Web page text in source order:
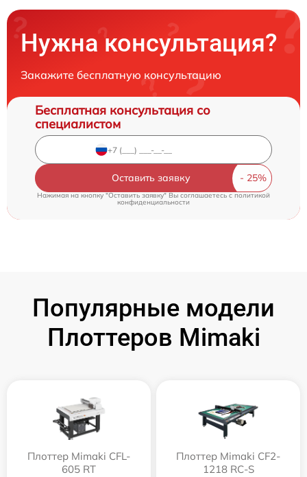
Нужна консультация?
Закажите бесплатную консультацию
Бесплатная консультация со
специалистом
Оставить заявку
Нажимая на кнопку "Оставить заявку" Вы соглашаетесь c политикой
конфиденциальности
Популярные модели
Плоттеров Mimaki
Плоттер Mimaki CFL-
605 RT
Плоттер Mimaki CF2-
1218 RC-S